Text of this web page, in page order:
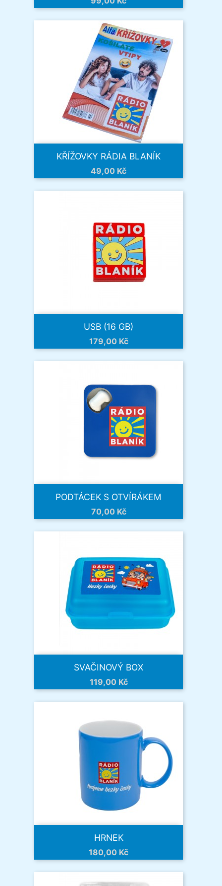
KŘÍŽOVKY RÁDIA BLANÍK
Cena
49,00 Kč
USB (16 GB)
Cena
179,00 Kč
PODTÁCEK S OTVÍRÁKEM
Cena
70,00 Kč
SVAČINOVÝ BOX
Cena
119,00 Kč
HRNEK
Cena
180,00 Kč